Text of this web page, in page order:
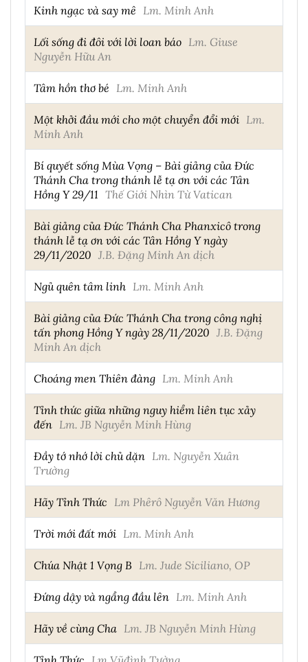
Kinh ngạc và say mê Lm. Minh Anh
Lối sống đi đôi với lời loan báo Lm. Giuse
Nguyễn Hữu An
Tâm hồn thơ bé Lm. Minh Anh
Một khởi đầu mới cho một chuyển đổi mới Lm.
Minh Anh
Bí quyết sống Mùa Vọng – Bài giảng của Đức
Thánh Cha trong thánh lễ tạ ơn với các Tân
Hồng Y 29/11 Thế Giới Nhìn Từ Vatican
Bài giảng của Đức Thánh Cha Phanxicô trong
thánh lễ tạ ơn với các Tân Hồng Y ngày
29/11/2020 J.B. Đặng Minh An dịch
Ngủ quên tâm linh Lm. Minh Anh
Bài giảng của Đức Thánh Cha trong công nghị
tấn phong Hồng Y ngày 28/11/2020 J.B. Đặng
Minh An dịch
Choáng men Thiên đàng Lm. Minh Anh
Tỉnh thức giữa những nguy hiểm liên tục xảy
đến Lm. JB Nguyễn Minh Hùng
Đầy tớ nhớ lời chủ dặn Lm. Nguyễn Xuân
Trường
Hãy Tỉnh Thức Lm Phêrô Nguyễn Văn Hương
Trời mới đất mới Lm. Minh Anh
Chúa Nhật 1 Vọng B Lm. Jude Siciliano, OP
Đứng dậy và ngẩng đầu lên Lm. Minh Anh
Hãy về cùng Cha Lm. JB Nguyễn Minh Hùng